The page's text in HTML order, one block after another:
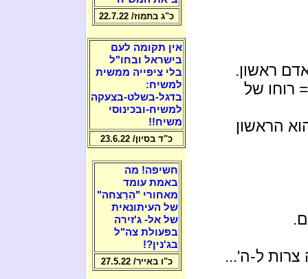
ראשון.
רוחו של
הראשון
ל-ה'...
כ"ג בתמוז/ 22.7.22
אין תקומה לעם
בישראל ובחו"ל
בלי ציפייה ממשית
למשיח:
בדגל-בשלט-בצעקה
למשיח-ובכינוסי
משיח!!
כ"ד בסיון/ 23.6.22
חשיפה! מה
באמת עומד
מאחורי "הֵרַצחה"
של העיתונאית
של אל- ג'זירה
בפעולת צה"ל
בג'נין?!
כ"ו באייר/ 27.5.22